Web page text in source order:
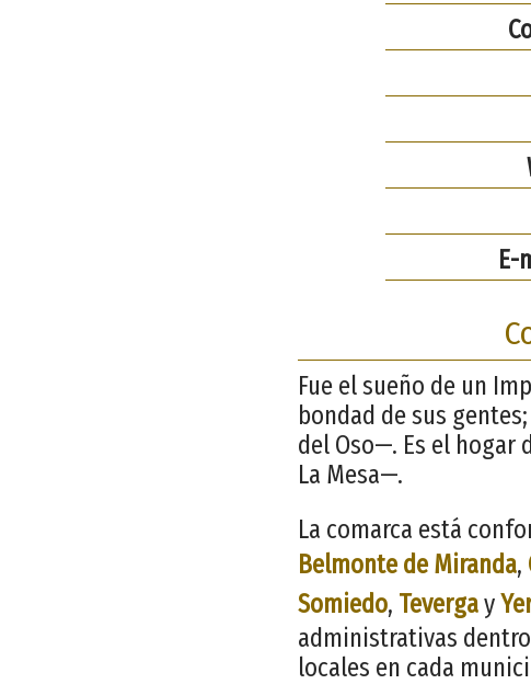
E-
Fue el sueño de un
bondad de sus
del Oso—. Es el hogar
La Mesa—.
La comarca está
Belmonte de Miranda,
Somiedo, Tevergay
administrativas
locales en cada